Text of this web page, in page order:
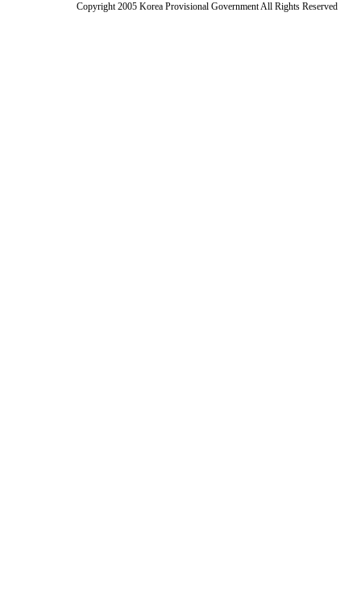
Copyright 2005 Korea Provisional Government All Rights Reserved